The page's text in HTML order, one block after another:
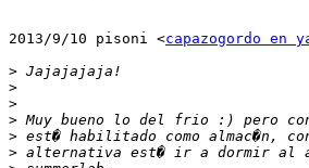
2013/9/10 pisoni <capazogordo en
>
>
>
>
>
>